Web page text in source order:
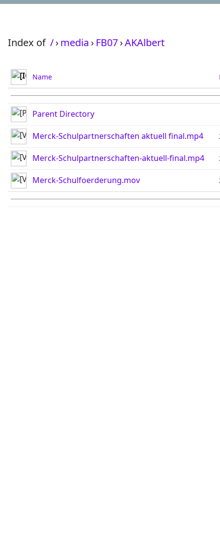
Index of /›media › FB07›AKAlbert
Name
Parent Directory
Merck-Schulpartnerschaften aktuell final.mp4
Merck-Schulpartnerschaften-aktuell-final.mp4
Merck-Schulfoerderung.mov